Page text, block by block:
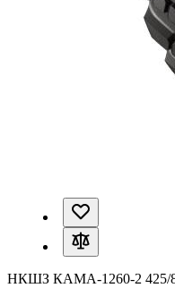
НКШЗ КАМА-1260-2 425/